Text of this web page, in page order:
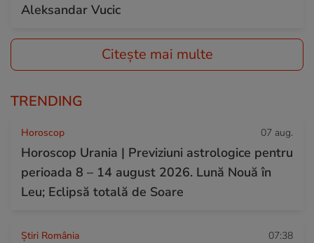
Aleksandar Vucic
Citește mai multe
TRENDING
Horoscop 07 aug.
Horoscop Urania | Previziuni astrologice pentru
perioada 8 – 14 august 2026. Lună Nouă în
Leu; Eclipsă totală de Soare
Știri România 07:38